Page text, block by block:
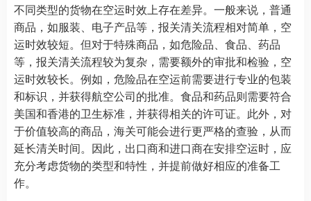
不同类型的货物在空运时效上存在差异。一般来说，普通
商品，如服装、电子产品等，报关清关流程相对简单，空
运时效较短。但对于特殊商品，如危险品、食品、药品
等，报关清关流程较为复杂，需要额外的审批和检验，空
运时效较长。例如，危险品在空运前需要进行专业的包装
和标识，并获得航空公司的批准。食品和药品则需要符合
美国和香港的卫生标准，并获得相关的许可证。此外，对
于价值较高的商品，海关可能会进行更严格的查验，从而
延长清关时间。因此，出口商和进口商在安排空运时，应
充分考虑货物的类型和特性，并提前做好相应的准备工
作。